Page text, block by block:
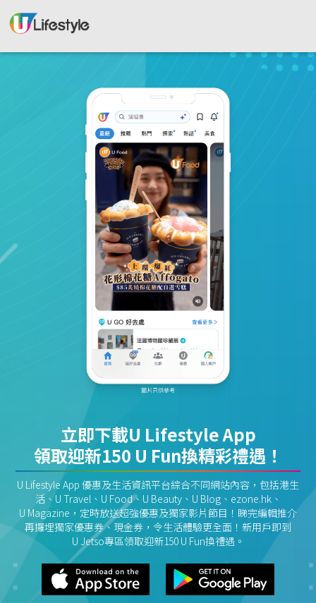
立即下載U Lifestyle App
領取迎新150 U Fun換精彩禮遇！
U Lifestyle App 優惠及生活資訊平台綜合不同網站內容，包括港生
活、U Travel、U Food、U Beauty、U Blog、ezone.hk、
U Magazine，定時放送超強優惠及獨家影片節目！睇完編輯推介
再攞埋獨家優惠券、現金券，令生活體驗更全面！新用戶即到
U Jetso專區領取迎新150 U Fun換禮遇。